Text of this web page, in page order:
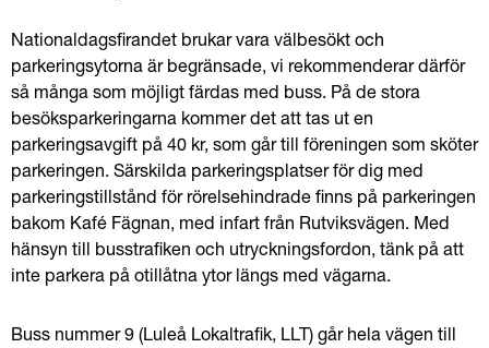
Nationaldagsfirandet brukar vara välbesökt och
parkeringsytorna är begränsade, vi rekommenderar därför
så många som möjligt färdas med buss. På de stora
besöksparkeringarna kommer det att tas ut en
parkeringsavgift på 40 kr, som går till föreningen som sköter
parkeringen. Särskilda parkeringsplatser för dig med
parkeringstillstånd för rörelsehindrade finns på parkeringen
bakom Kafé Fägnan, med infart från Rutviksvägen. Med
hänsyn till busstrafiken och utryckningsfordon, tänk på att
inte parkera på otillåtna ytor längs med vägarna.
Buss nummer 9 (Luleå Lokaltrafik, LLT) går hela vägen till